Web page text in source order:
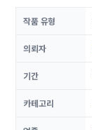
작품 유형
의뢰자
기간
카테고리